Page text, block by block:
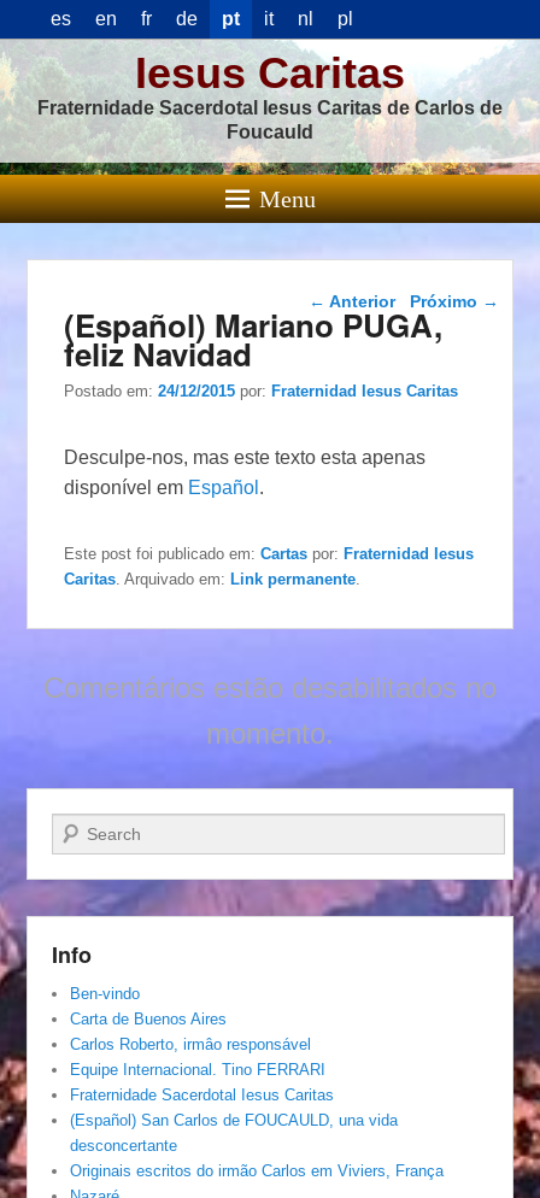
es en fr de pt it nl pl
Iesus Caritas
Fraternidade Sacerdotal Iesus Caritas de Carlos de
Foucauld
Menu
Navegação das
postagens
← Anterior Próximo →
(Español) Mariano PUGA,
feliz Navidad
Postado em:24/12/2015 por:Fraternidad Iesus Caritas
Desculpe-nos, mas este texto esta apenas
disponível em Español .
Este post foi publicado em:Cartas por:Fraternidad Iesus
Caritas . Arquivado em:Link permanente
Comentários estão desabilitados no
momento.
Pesquisar…
Info
Ben-vindo
Carta de Buenos Aires
Carlos Roberto, irmâo responsável
Equipe Internacional. Tino FERRARI
Fraternidade Sacerdotal Iesus Caritas
(Español) San Carlos de FOUCAULD, una vida
desconcertante
Originais escritos do irmão Carlos em Viviers, França